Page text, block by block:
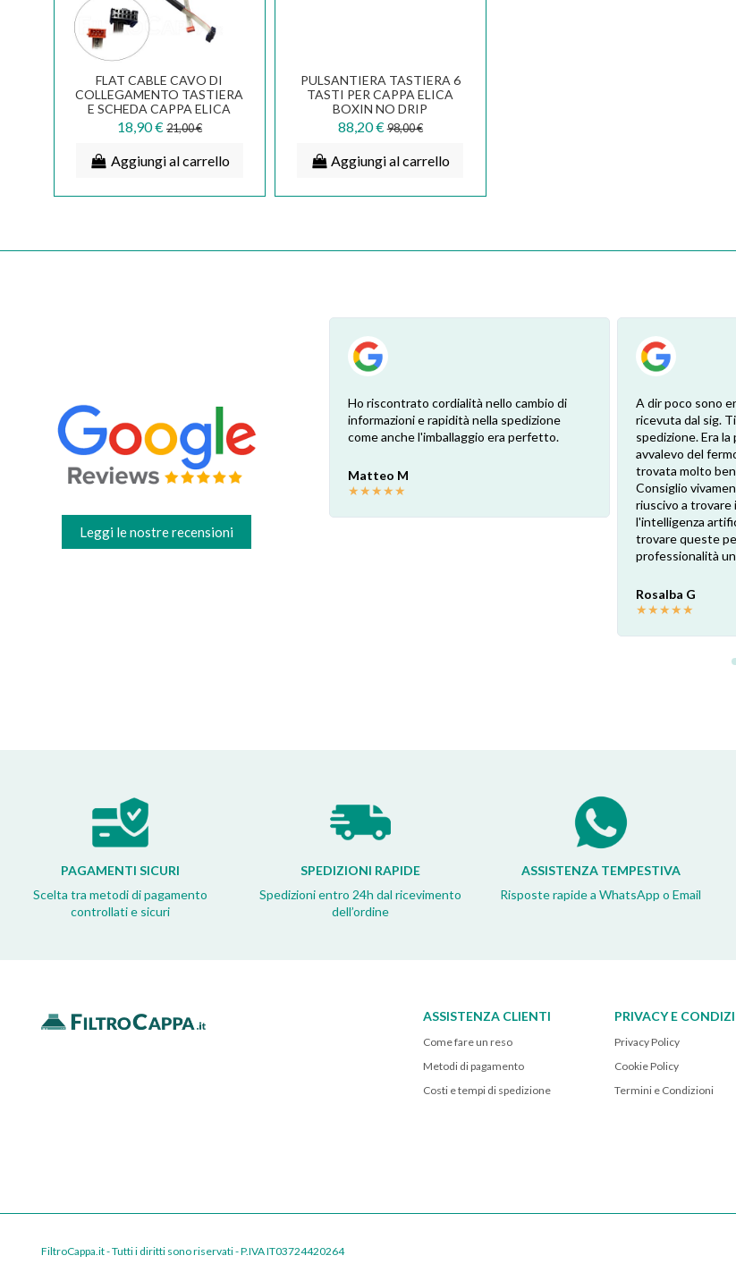
FLAT CABLE CAVO DI
COLLEGAMENTO TASTIERA
E SCHEDA CAPPA ELICA
AN01101A/R
18,90 €21,00 €
Aggiungi al carrello
PULSANTIERA TASTIERA 6
TASTI PER CAPPA ELICA
BOXIN NO DRIP
AGC0158144
88,20 €98,00 €
Aggiungi al carrello
Leggi le nostre recensioni
Esperienza positiva! Il ricambio è
esattamente come ben indicato nel sito.
Consegna veloce e comoda, dopo la
sostituzione e una profonda pulizia ora la
cappa è come nuova! Grazie
★ ★
Ho riscontrato cordialità nello cambio di
informazioni e rapidità nella spedizione
come anche l'imballaggio era perfetto.
Matteo M
★★★★★
A dir poco sono
ricevuta dal sig.
spedizione. Era
avvalevo del
trovata molto
Consiglio
riuscivo a trovare
l'intelligenza
trovare queste
professionalità
Rosalba G
★★★★★
PAGAMENTI SICURI
Scelta tra metodi di pagamento
controllati e sicuri
SPEDIZIONI RAPIDE
Spedizioni entro 24h dal ricevimento
dell’ordine
ASSISTENZA TEMPESTIVA
Risposte rapide a WhatsApp o Email
ASSISTENZA CLIENTI
Come fare un reso
Metodi di pagamento
Costi e tempi di spedizione
PRIVACY E
Privacy Policy
Cookie Policy
Termini e Condizioni
FiltroCappa.it - Tutti i diritti sono riservati - P.IVA IT03724420264